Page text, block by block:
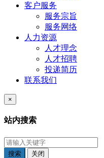
客户服务
服务宗旨
服务网络
人力资源
人才理念
人才招聘
投递简历
联系我们
×
站内搜索
搜索 关闭